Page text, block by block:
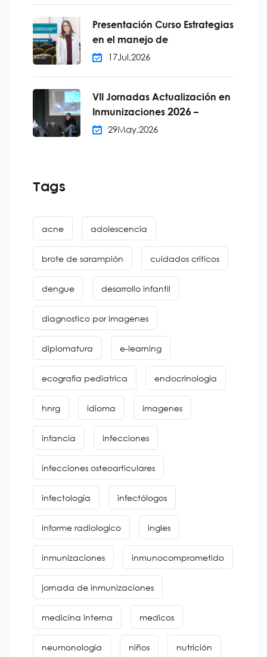
Presentación Curso Estrategias
en el manejo de
17Jul,2026
VII Jornadas Actualización en
Inmunizaciones 2026 –
29May,2026
Tags
acne adolescencia
brote de sarampión cuidados criticos
dengue desarrollo infantil
diagnostico por imagenes
diplomatura e-learning
ecografia pediatrica endocrinologia
hnrg idioma imagenes
infancia infecciones
infecciones osteoarticulares
infectología infectólogos
informe radiologico ingles
inmunizaciones inmunocomprometido
jornada de inmunizaciones
medicina interna medicos
neumonologia niños nutrición